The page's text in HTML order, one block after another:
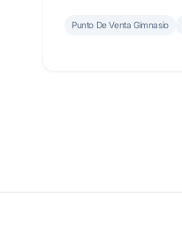
Punto De Venta Gimnasio